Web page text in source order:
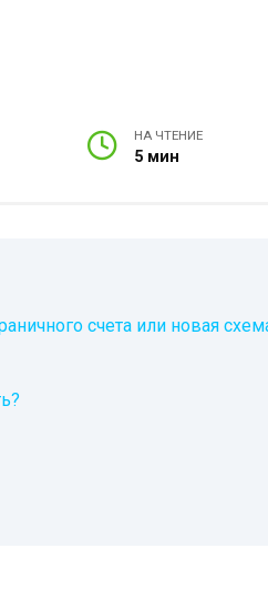
НА ЧТЕНИЕ
5 мин
счета или новая